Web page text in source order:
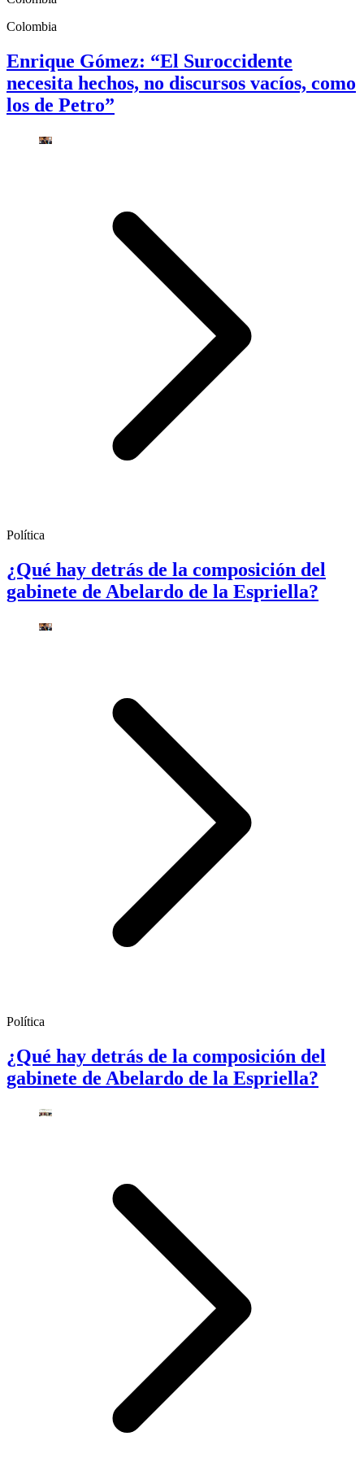
Colombia
Enrique Gómez: “El Suroccidente
necesita hechos, no discursos vacíos, como
los de Petro”
Política
¿Qué hay detrás de la composición del
gabinete de Abelardo de la Espriella?
Política
¿Qué hay detrás de la composición del
gabinete de Abelardo de la Espriella?